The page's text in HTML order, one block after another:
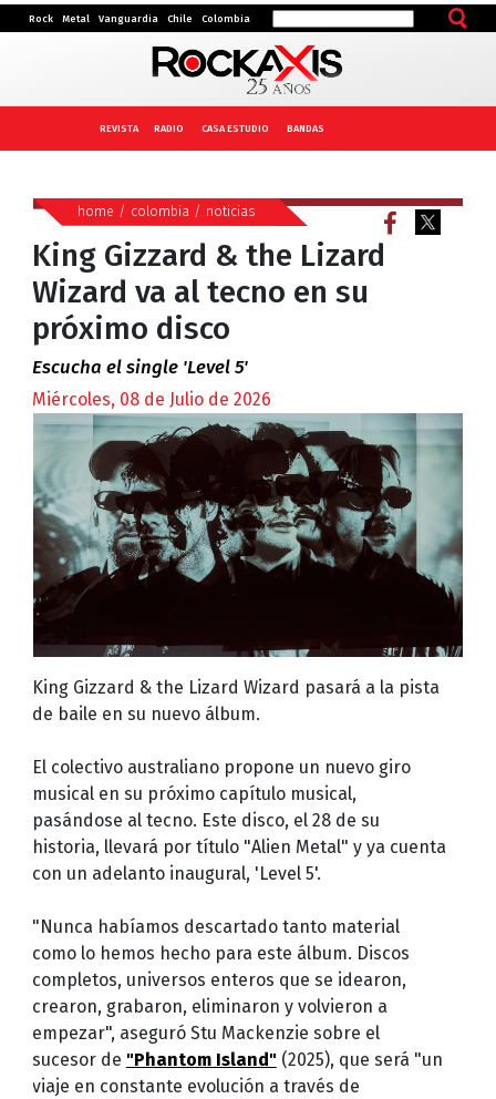
Rock Metal Vanguardia Chile Colombia
REVISTA RADIO CASA ESTUDIO BANDAS
home / colombia / noticias
King Gizzard & the Lizard
Wizard va al tecno en su
próximo disco
Escucha el single 'Level 5'
Miércoles, 08 de Julio de 2026
King Gizzard & the Lizard Wizard pasará a la pista
de baile en su nuevo álbum.
El colectivo australiano propone un nuevo giro
musical en su próximo capítulo musical,
pasándose al tecno. Este disco, el 28 de su
historia, llevará por título "Alien Metal" y ya cuenta
con un adelanto inaugural, 'Level 5'.
"Nunca habíamos descartado tanto material
como lo hemos hecho para este álbum. Discos
completos, universos enteros que se idearon,
crearon, grabaron, eliminaron y volvieron a
empezar", aseguró Stu Mackenzie sobre el
sucesor de "Phantom Island"(2025), que será "un
viaje en constante evolución a través de